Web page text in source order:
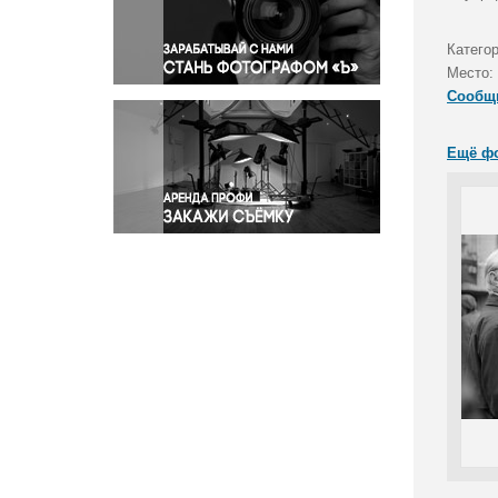
Правосудие
Происшествия и конфликты
Религия
Светская жизнь
Спорт
Экология
Экономика и бизнес
Место:
Ещё